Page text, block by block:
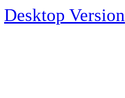
Desktop Version